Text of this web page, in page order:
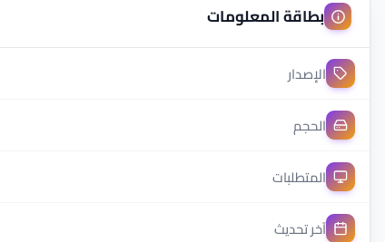
بطاقة المعلومات
الإصدار
الحجم
المتطلبات
آخر تحديث